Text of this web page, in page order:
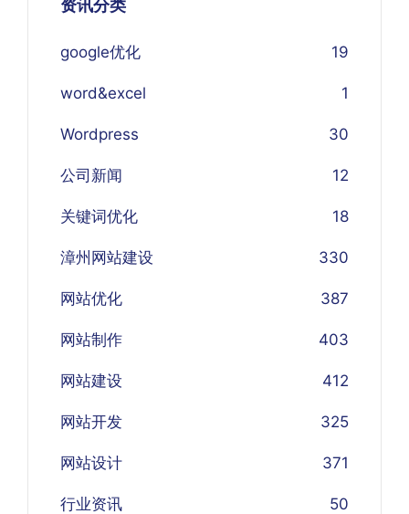
资讯分类
google优化 19
word&excel 1
Wordpress 30
公司新闻 12
关键词优化 18
漳州网站建设 330
网站优化 387
网站制作 403
网站建设 412
网站开发 325
网站设计 371
行业资讯 50